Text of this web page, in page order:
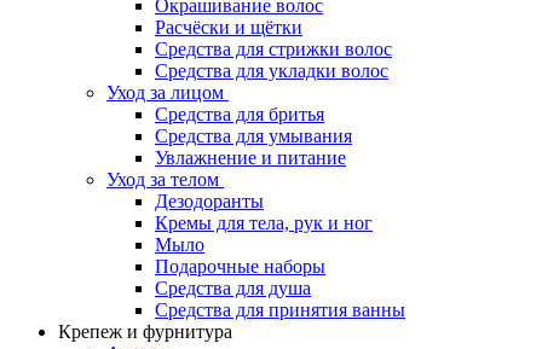
Окрашивание волос
Расчёски и щётки
Средства для стрижки волос
Средства для укладки волос
Уход за лицом
Средства для бритья
Средства для умывания
Увлажнение и питание
Уход за телом
Дезодоранты
Кремы для тела, рук и ног
Мыло
Подарочные наборы
Средства для душа
Средства для принятия ванны
Крепеж и фурнитура